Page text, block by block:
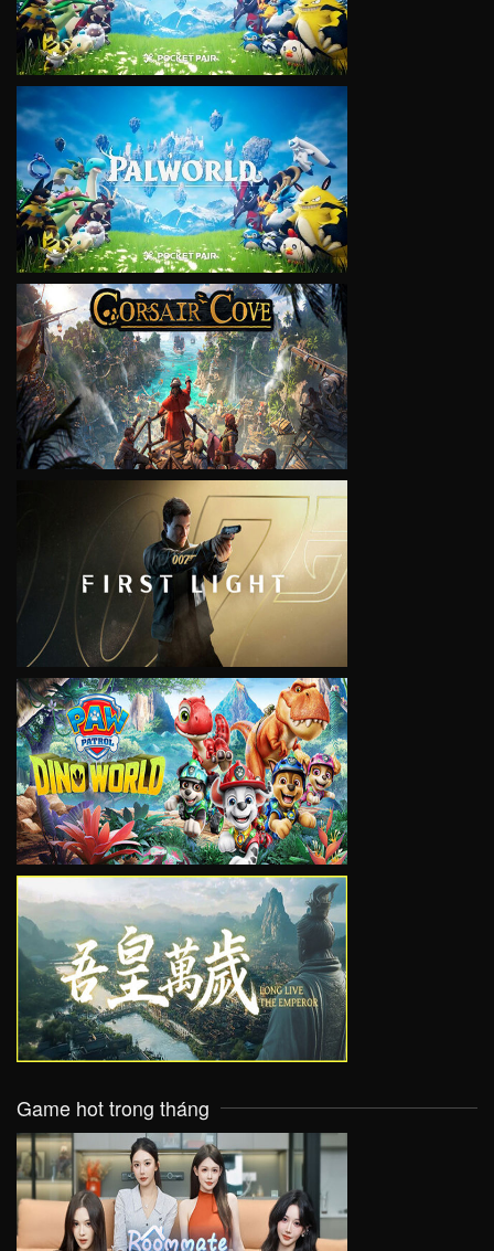
VIEW
VIEW
VIEW
VIEW
VIEW
Game hot trong tháng
VIEW